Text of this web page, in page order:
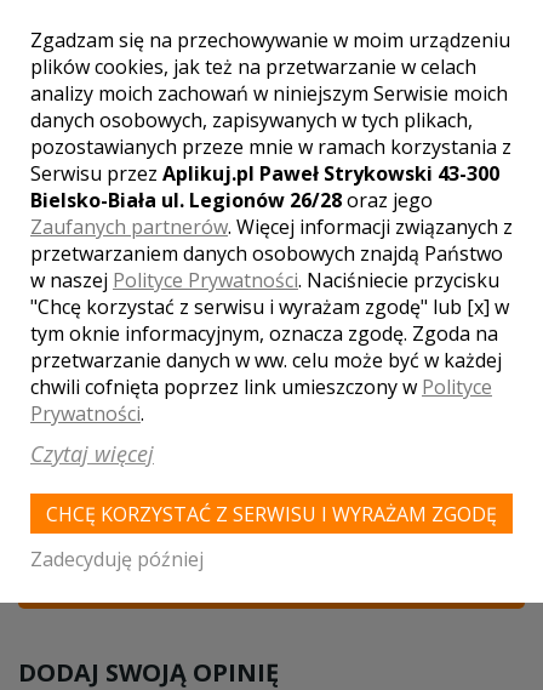
Akceptuję regulamin
Klauzula informacyjna
DODAJ SWOJĄ OPINIĘ
Zgadzam się na przechowywanie w moim urządzeniu
plików cookies, jak też na przetwarzanie w celach
analizy moich zachowań w niniejszym Serwisie moich
danych osobowych, zapisywanych w tych plikach,
pozostawianych przeze mnie w ramach korzystania z
Serwisu przez Aplikuj.pl Paweł Strykowski 43-300
Bielsko-Biała ul. Legionów 26/28oraz jego
Zaufanych partnerów. Więcej informacji związanych z
przetwarzaniem danych osobowych znajdą Państwo
w naszej Polityce Prywatności. Naciśniecie przycisku
"Chcę korzystać z serwisu i wyrażam zgodę" lub [x] w
tym oknie informacyjnym, oznacza zgodę. Zgoda na
przetwarzanie danych w ww. celu może być w każdej
chwili cofnięta poprzez link umieszczony w Polityce
Prywatności.
Czytaj więcej
CHCĘ KORZYSTAĆ Z SERWISU I WYRAŻAM ZGODĘ
Zadecyduję później